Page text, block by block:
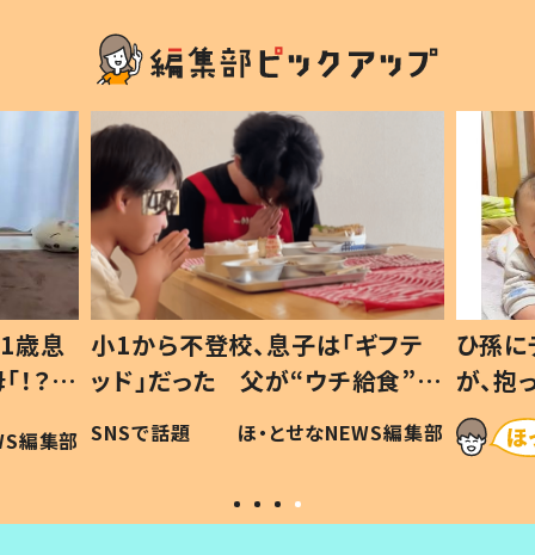
歳息
？」
編集部
小1から不登校、息子は「ギフテ
ッド」だった 父が“ウチ給食”を
作り続ける理由とは #令和の親
#令和の子
SNSで話題 ほ・とせなNEWS編集部
ひ孫
が、
「涙が
い」